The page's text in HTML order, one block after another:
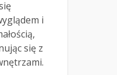
i
się z